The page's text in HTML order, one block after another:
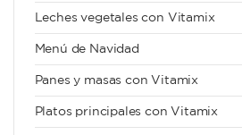
Leches vegetales con Vitamix
Menú de Navidad
Panes y masas con Vitamix
Platos principales con Vitamix